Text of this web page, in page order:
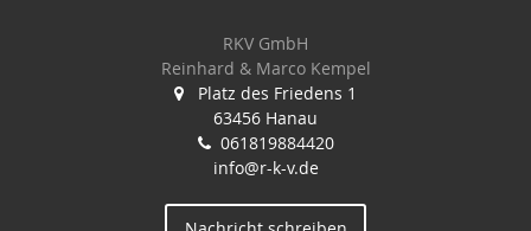
RKV GmbH
Reinhard & Marco Kempel
Platz des Friedens 1
63456 Hanau
061819884420
info@r-k-v.de